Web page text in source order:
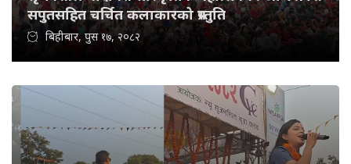
सपुतसहित चर्चित कलाकारको प्रस्तुति
बिहीबार, पुस १७, २०८२